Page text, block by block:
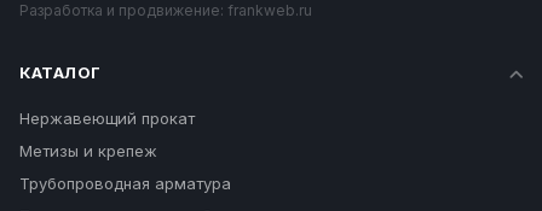
Разработка и продвижение: frankweb.ru
КАТАЛОГ
Нержавеющий прокат
Метизы и крепеж
Трубопроводная арматура